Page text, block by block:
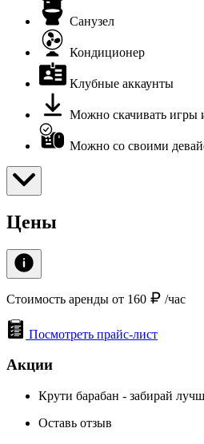
Санузел
Кондиционер
Клубные аккаунты
Можно скачивать игры
Можно со своими
Цены
Стоимость аренды от 160 /час
Посмотреть прайс-лист
Акции
Крути барабан - забирай
Оставь отзыв